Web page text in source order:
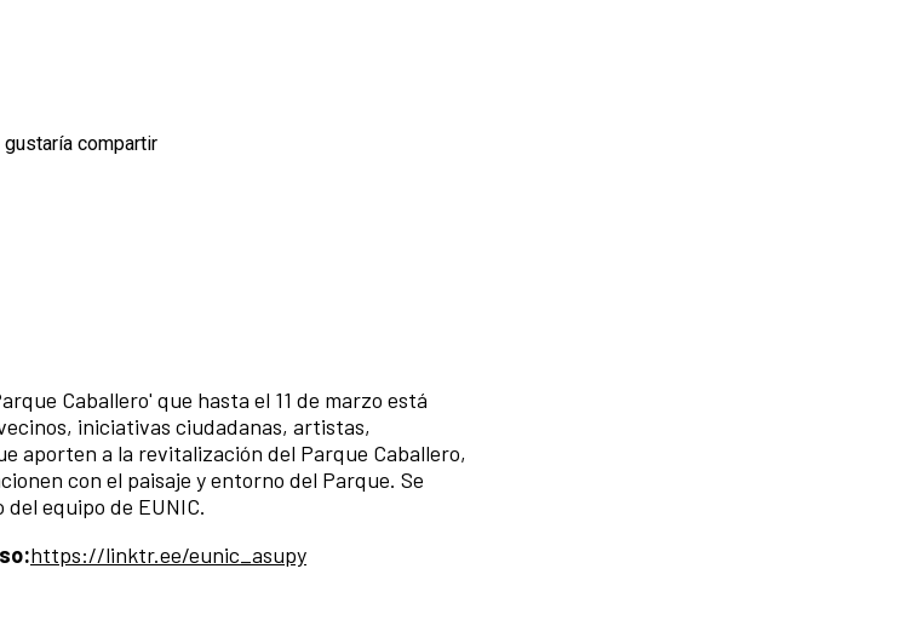
Caballero' que hasta el 11 de marzo está
iniciativas ciudadanas, artistas,
aporten a la revitalización del Parque Caballero,
con el paisaje y entorno del Parque. Se
equipo de EUNIC.
https://linktr.ee/eunic_asupy